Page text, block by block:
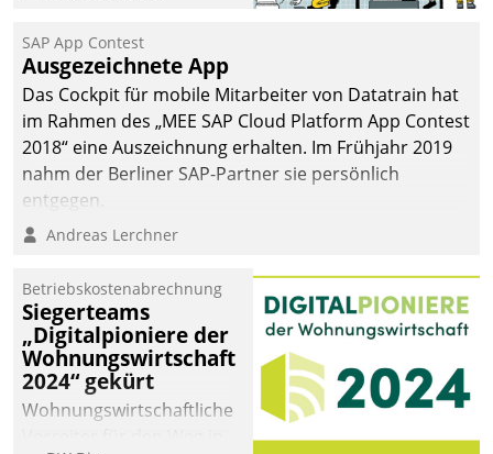
Jahresbeginn eine
Überblick, Einsicht und
Eingriff bietende Lösung.
Zur Entwicklung setzte
man auf
Cloudtechnologie,
bewährte und Startup-
agile Projektmethoden.
SAP App Contest
Ausgezeichnete App
Das Cockpit für mobile Mitarbeiter von Datatrain hat
im Rahmen des „MEE SAP Cloud Platform App Contest
2018“ eine Auszeichnung erhalten. Im Frühjahr 2019
nahm der Berliner SAP-Partner sie persönlich
entgegen.
Andreas Lerchner
Betriebskostenabrechnung
Siegerteams
„Digitalpioniere der
Wohnungswirtschaft
2024“ gekürt
Wohnungswirtschaftliche